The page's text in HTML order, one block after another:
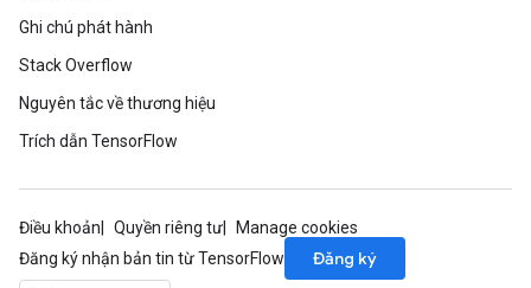
Ghi chú phát hành
Stack Overflow
Nguyên tắc về thương hiệu
Trích dẫn TensorFlow
Điều khoản Quyền riêng tư
Manage cookies
Đăng ký nhận bản tin từ TensorFlow
Đăng ký